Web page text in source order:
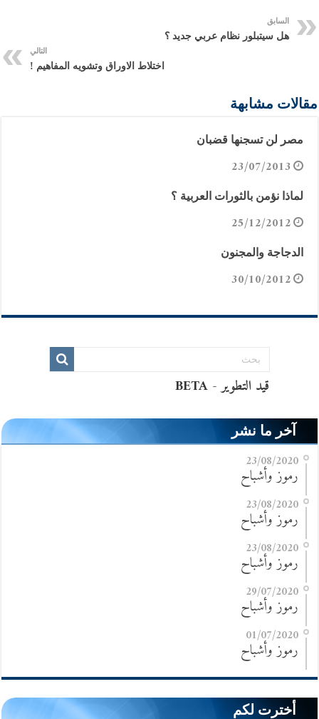
السابق
هل سيتبلور نظام عربي جديد ؟
التالي
اختلاط الاوراق وتشويه المفاهيم !
مقالات مشابهة
مصر لن تسجنها قضبان
23/07/2013
لماذا نؤمن بالثورات العربية ؟
25/12/2012
الدجاجة والمجنون
30/10/2012
آخر ما نشر
23/08/2020
رموز وأشباح
23/08/2020
رموز وأشباح
23/08/2020
رموز وأشباح
29/07/2020
رموز وأشباح
01/07/2020
رموز وأشباح
أخترت لكم